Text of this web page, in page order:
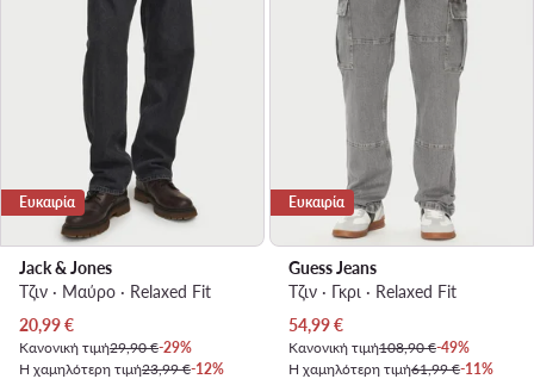
Ευκαιρία
Jack & Jones
Τζιν · Μαύρο · Relaxed Fit
Τρέχουσα τιμή
20,99€
Κανονική τιμή29,90 €-29%
Η χαμηλότερη τιμή23,99 €-12%
Ευκαιρία
Guess Jeans
Τζιν · Γκρι · Relaxed Fit
Τρέχουσα τιμή
54,99€
Κανονική τιμή108,90 €-49%
Η χαμηλότερη τιμή61,99 €-11%